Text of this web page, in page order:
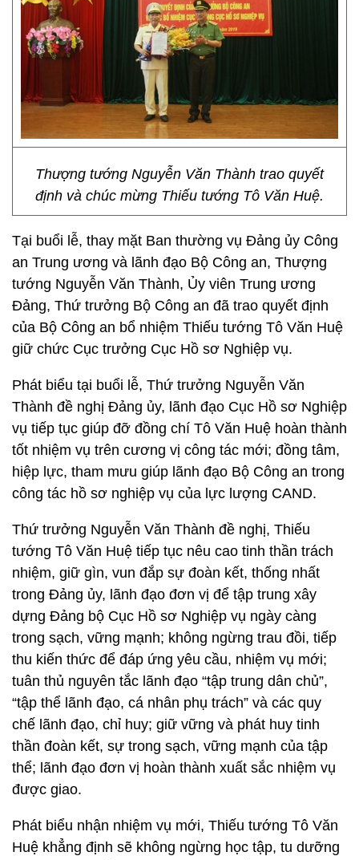
Thượng tướng Nguyễn Văn Thành trao quyết
định và chúc mừng Thiếu tướng Tô Văn Huệ.
Tại buổi lễ, thay mặt Ban thường vụ Đảng ủy Công
an Trung ương và lãnh đạo Bộ Công an, Thượng
tướng Nguyễn Văn Thành, Ủy viên Trung ương
Đảng, Thứ trưởng Bộ Công an đã trao quyết định
của Bộ Công an bổ nhiệm Thiếu tướng Tô Văn Huệ
giữ chức Cục trưởng Cục Hồ sơ Nghiệp vụ.
Phát biểu tại buổi lễ, Thứ trưởng Nguyễn Văn
Thành đề nghị Đảng ủy, lãnh đạo Cục Hồ sơ Nghiệp
vụ tiếp tục giúp đỡ đồng chí Tô Văn Huệ hoàn thành
tốt nhiệm vụ trên cương vị công tác mới; đồng tâm,
hiệp lực, tham mưu giúp lãnh đạo Bộ Công an trong
công tác hồ sơ nghiệp vụ của lực lượng CAND.
Thứ trưởng Nguyễn Văn Thành đề nghị, Thiếu
tướng Tô Văn Huệ tiếp tục nêu cao tinh thần trách
nhiệm, giữ gìn, vun đắp sự đoàn kết, thống nhất
trong Đảng ủy, lãnh đạo đơn vị để tập trung xây
dựng Đảng bộ Cục Hồ sơ Nghiệp vụ ngày càng
trong sạch, vững mạnh; không ngừng trau đồi, tiếp
thu kiến thức để đáp ứng yêu cầu, nhiệm vụ mới;
tuân thủ nguyên tắc lãnh đạo “tập trung dân chủ”,
“tập thể lãnh đạo, cá nhân phụ trách” và các quy
chế lãnh đạo, chỉ huy; giữ vững và phát huy tinh
thần đoàn kết, sự trong sạch, vững mạnh của tập
thể; lãnh đạo đơn vị hoàn thành xuất sắc nhiệm vụ
được giao.
Phát biểu nhận nhiệm vụ mới, Thiếu tướng Tô Văn
Huệ khẳng định sẽ không ngừng học tập, tu dưỡng